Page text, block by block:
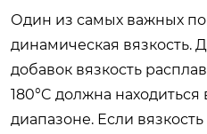
Один из самых важных
динамическая вязкость.
добавок вязкость
180°C должна
диапазоне. Если